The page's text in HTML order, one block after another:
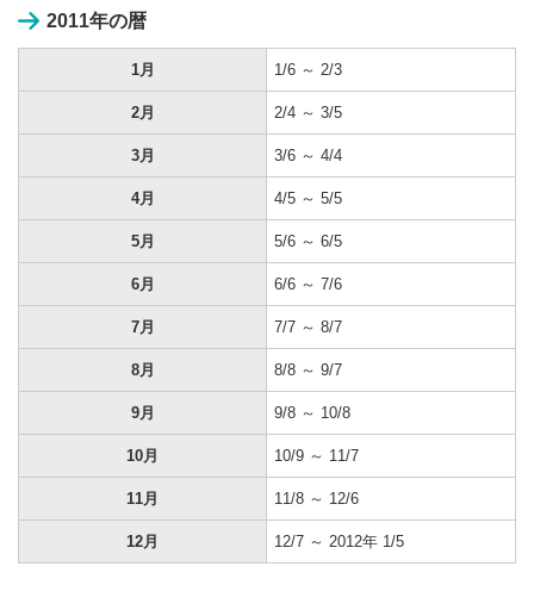
2011年の暦
1月 1/6 ～ 2/3
2月 2/4 ～ 3/5
3月 3/6 ～ 4/4
4月 4/5 ～ 5/5
5月 5/6 ～ 6/5
6月 6/6 ～ 7/6
7月 7/7 ～ 8/7
8月 8/8 ～ 9/7
9月 9/8 ～ 10/8
10月 10/9 ～ 11/7
11月 11/8 ～ 12/6
12月 12/7 ～ 2012年 1/5